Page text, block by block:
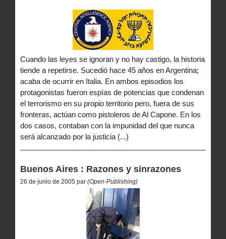
Cuando las leyes se ignoran y no hay castigo, la historia
tiende a repetirse. Sucedió hace 45 años en Argentina;
acaba de ocurrir en Italia. En ambos episodios los
protagonistas fueron espías de potencias que condenan
el terrorismo en su propio territorio pero, fuera de sus
fronteras, actúan como pistoleros de Al Capone. En los
dos casos, contaban con la impunidad del que nunca
será alcanzado por la justicia (...)
Buenos Aires : Razones y sinrazones
26 de junio de 2005 par (Open-Publishing)